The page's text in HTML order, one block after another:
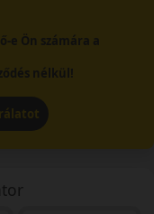
e Ön számára a
nélkül!